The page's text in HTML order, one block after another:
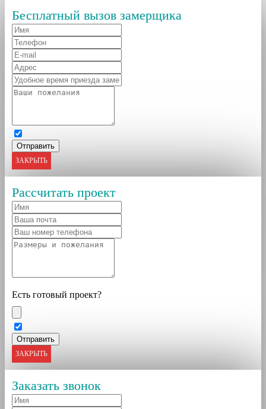
Бесплатный вызов замерщика
ЗАКРЫТЬ
Рассчитать проект
Есть готовый проект?
ЗАКРЫТЬ
Заказать звонок